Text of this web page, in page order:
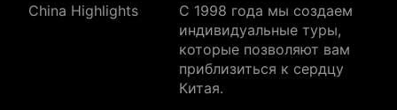
China Highlights
C 1998 года мы создаем
индивидуальные туры,
которые позволяют вам
приблизиться к сердцу
Китая.